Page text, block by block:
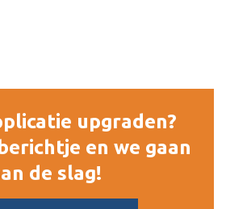
upgraden?
en we gaan
de slag!